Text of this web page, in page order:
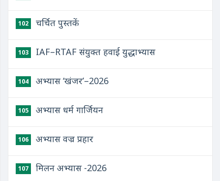
102 चर्चित पुस्तकें
103 IAF–RTAF संयुक्त हवाई युद्धाभ्यास
104 अभ्यास ‘खंजर’–2026
105 अभ्यास धर्म गार्जियन
106 अभ्यास वज्र प्रहार
107 मिलन अभ्यास -2026